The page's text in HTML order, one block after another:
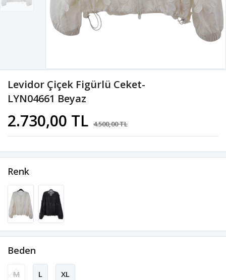
Levidor Çiçek Figürlü Ceket-
LYN04661 Beyaz
2.730,00 TL 4.500,00 TL
Renk
Beden
M L XL